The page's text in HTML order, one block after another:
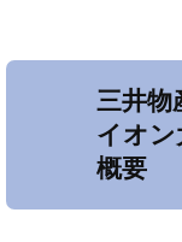
三井物
イオン
概要